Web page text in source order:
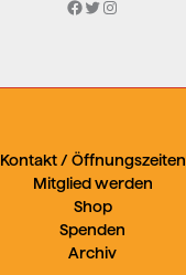
Kontakt / Öffnungszeiten
Mitglied werden
Shop
Spenden
Archiv